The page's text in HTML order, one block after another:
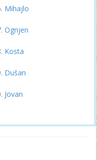
Mihajlo
Ognjen
Kosta
Dušan
Jovan